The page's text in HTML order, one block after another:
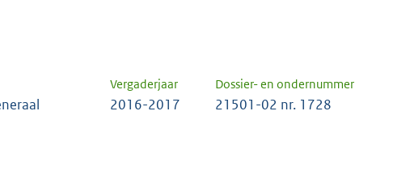
Vergaderjaar Dossier- en ondernummer
2016-2017 21501-02 nr. 1728